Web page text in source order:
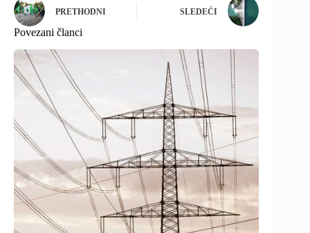
PRETHODNI SLEDEĆI
Povezani članci